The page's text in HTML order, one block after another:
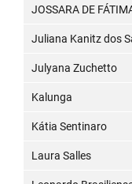
JOSSARA DE
Juliana Kanitz dos
Julyana Zuchetto
Kalunga
Kátia Sentinaro
Laura Salles